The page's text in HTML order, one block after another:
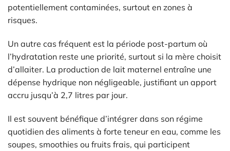
potentiellement contaminées, surtout en zones à
risques.
Un autre cas fréquent est la période post-partum où
l’hydratation reste une priorité, surtout si la mère choisit
d’allaiter. La production de lait maternel entraîne une
dépense hydrique non négligeable, justifiant un apport
accru jusqu’à 2,7 litres par jour.
Il est souvent bénéfique d’intégrer dans son régime
quotidien des aliments à forte teneur en eau, comme les
soupes, smoothies ou fruits frais, qui participent